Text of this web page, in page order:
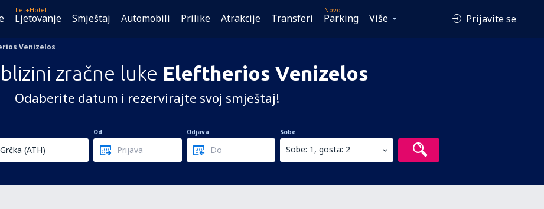
Let+Hotel
Ljetovanje Smještaj Automobili Prilike Atrakcije Transferi
Novo
Parking Više Prijavite se
Venizelos
zračne luke Eleftherios Venizelos
Odaberite datum i rezervirajte svoj smještaj!
Od Odjava Sobe
Sobe: 1, gosta: 2